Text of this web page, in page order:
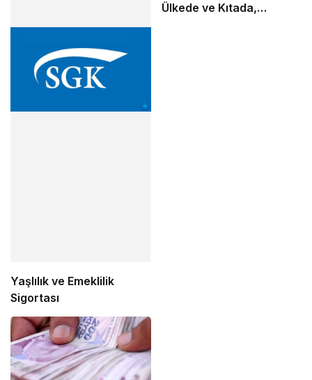
Yaşlılık ve Emeklilik
Sigortası
Ülkede ve Kıtada,